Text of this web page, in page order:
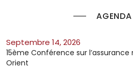
AGENDA
septembre 14, 2026
15ème Conférence sur
Orient